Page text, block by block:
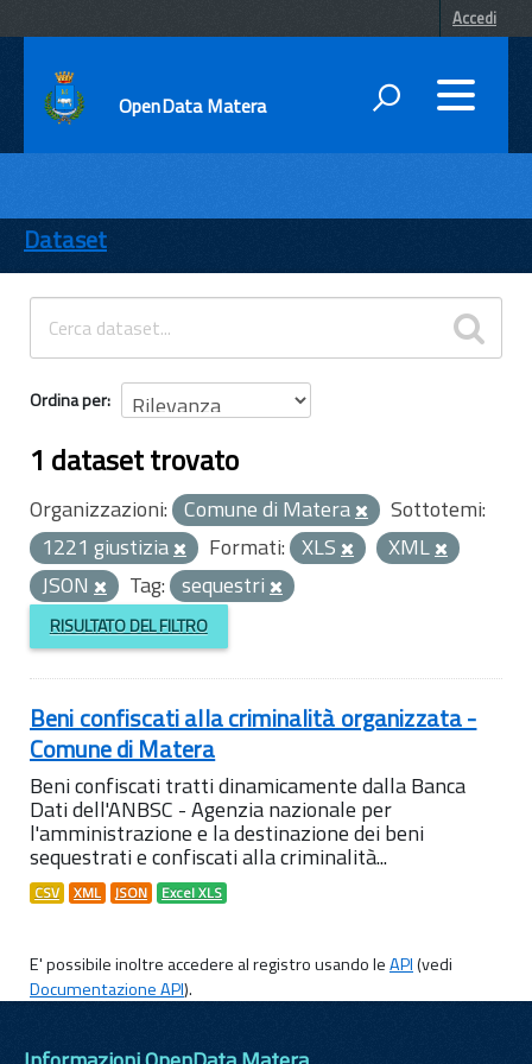
Accedi
OpenData Matera
ENTI
TEMI
INFORMAZIONI
Dataset
Ordina per
1 dataset trovato
Organizzazioni: Comune di Matera
Sottotemi:
1221 giustizia
Formati: XLS
XML
JSON
Tag: sequestri
RISULTATO DEL FILTRO
Beni confiscati alla criminalità organizzata -
Comune di Matera
Beni confiscati tratti dinamicamente dalla Banca
Dati dell'ANBSC - Agenzia nazionale per
l'amministrazione e la destinazione dei beni
sequestrati e confiscati alla criminalità...
CSV XML JSON Excel XLS
E' possibile inoltre accedere al registro usando leAPI(vedi
Documentazione API).